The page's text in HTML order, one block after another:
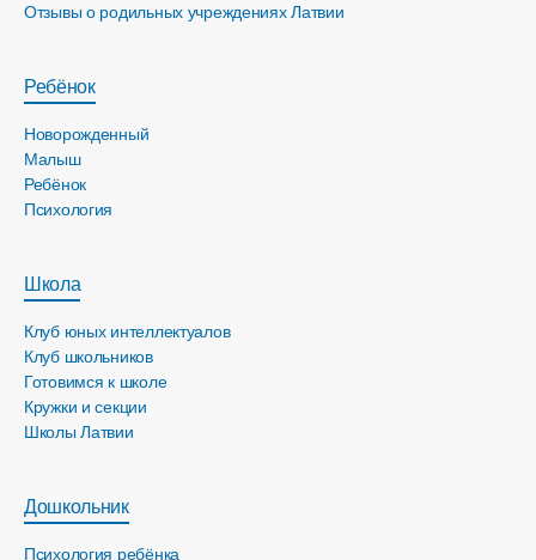
Отзывы о родильных учреждениях Латвии
Ребёнок
Новорожденный
Малыш
Ребёнок
Психология
Школа
Клуб юных интеллектуалов
Клуб школьников
Готовимся к школе
Кружки и секции
Школы Латвии
Дошкольник
Психология ребёнка